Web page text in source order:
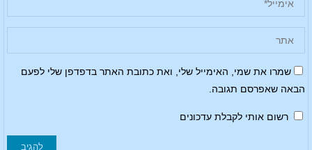
שמרו את שמי, האימייל שלי, ואת כתובת האתר בדפדפן שלי לפעם
הבאה שאפרסם תגובה.
רשום אותי לקבלת עדכונים